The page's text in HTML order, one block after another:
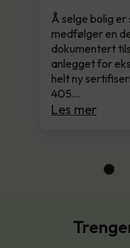
Å selge bolig
medfølger en
dokumentert
anlegget for
helt ny
405…
Les mer